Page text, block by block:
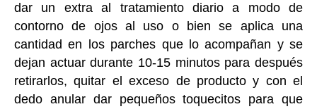
dar un extra al tratamiento diario a modo de
contorno de ojos al uso o bien se aplica una
cantidad en los parches que lo acompañan y se
dejan actuar durante 10-15 minutos para después
retirarlos, quitar el exceso de producto y con el
dedo anular dar pequeños toquecitos para que